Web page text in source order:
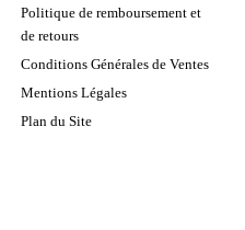
Politique de remboursement et
de retours
Conditions Générales de Ventes
Mentions Légales
Plan du Site